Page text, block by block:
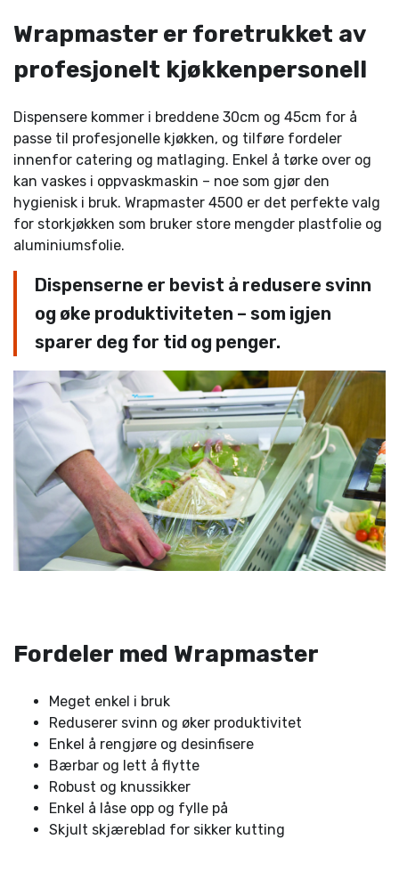
Wrapmaster er foretrukket av
profesjonelt kjøkkenpersonell
Dispensere kommer i breddene 30cm og 45cm for å
passe til profesjonelle kjøkken, og tilføre fordeler
innenfor catering og matlaging. Enkel å tørke over og
kan vaskes i oppvaskmaskin – noe som gjør den
hygienisk i bruk. Wrapmaster 4500 er det perfekte valg
for storkjøkken som bruker store mengder plastfolie og
aluminiumsfolie.
Dispenserne er bevist å redusere svinn
og øke produktiviteten – som igjen
sparer deg for tid og penger.
Fordeler med Wrapmaster
Meget enkel i bruk
Reduserer svinn og øker produktivitet
Enkel å rengjøre og desinfisere
Bærbar og lett å flytte
Robust og knussikker
Enkel å låse opp og fylle på
Skjult skjæreblad for sikker kutting